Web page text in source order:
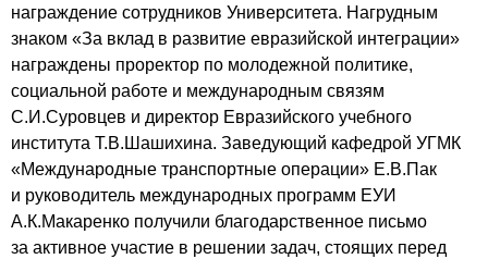
награждение сотрудников Университета. Нагрудным
знаком «За вклад в развитие евразийской интеграции»
награждены проректор по молодежной политике,
социальной работе и международным связям
С.И.Суровцев и директор Евразийского учебного
института Т.В.Шашихина. Заведующий кафедрой УГМК
«Международные транспортные операции» Е.В.Пак
и руководитель международных программ ЕУИ
А.К.Макаренко получили благодарственное письмо
за активное участие в решении задач, стоящих перед